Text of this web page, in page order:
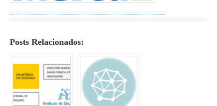
Posts Relacionados: